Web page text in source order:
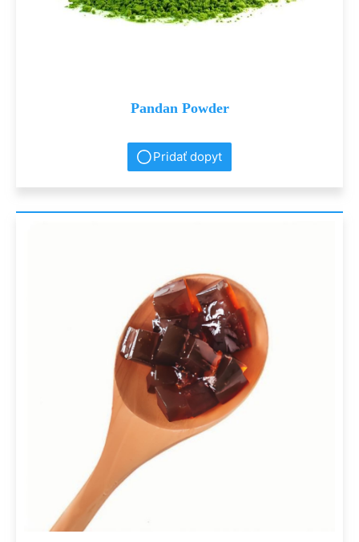
Pandan Powder
Pridať dopyt